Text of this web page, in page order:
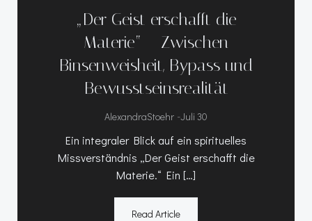
„Der Geist erschafft die
Materie“ – Zwischen
Binsenweisheit, Bypass und
Bewusstseinsrealität
AlexandraStoehr -Juli 30
Ein integraler Blick auf ein spirituelles
Missverständnis „Der Geist erschafft die
Materie.“ Ein […]
Read Article